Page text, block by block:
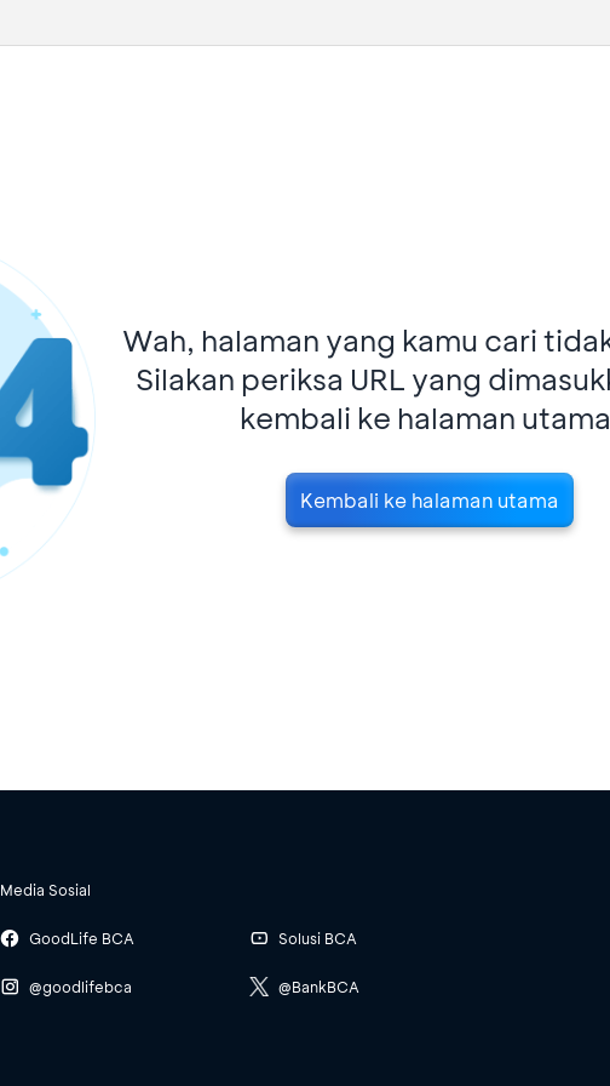
Wah, halaman yang kamu cari
Silakan periksa URL yang
kembali ke halaman
Kembali ke halaman utama
Media Sosial
GoodLife BCA
@goodlifebca
Solusi BCA
@BankBCA